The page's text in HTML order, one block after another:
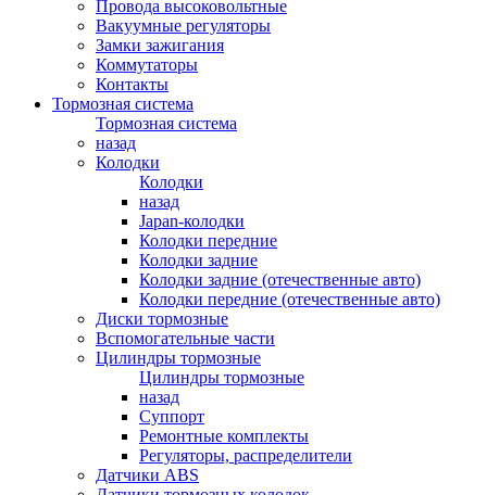
Провода высоковольтные
Вакуумные регуляторы
Замки зажигания
Коммутаторы
Контакты
Тормозная система
Тормозная система
назад
Колодки
Колодки
назад
Japan-колодки
Колодки передние
Колодки задние
Колодки задние (отечественные авто)
Колодки передние (отечественные авто)
Диски тормозные
Вспомогательные части
Цилиндры тормозные
Цилиндры тормозные
назад
Суппорт
Ремонтные комплекты
Регуляторы, распределители
Датчики ABS